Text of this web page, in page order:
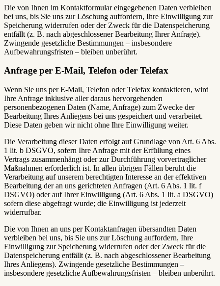
Die von Ihnen im Kontaktformular eingegebenen Daten verbleiben
bei uns, bis Sie uns zur Löschung auffordern, Ihre Einwilligung zur
Speicherung widerrufen oder der Zweck für die Datenspeicherung
entfällt (z. B. nach abgeschlossener Bearbeitung Ihrer Anfrage).
Zwingende gesetzliche Bestimmungen – insbesondere
Aufbewahrungsfristen – bleiben unberührt.
Anfrage per E-Mail, Telefon oder Telefax
Wenn Sie uns per E-Mail, Telefon oder Telefax kontaktieren, wird
Ihre Anfrage inklusive aller daraus hervorgehenden
personenbezogenen Daten (Name, Anfrage) zum Zwecke der
Bearbeitung Ihres Anliegens bei uns gespeichert und verarbeitet.
Diese Daten geben wir nicht ohne Ihre Einwilligung weiter.
Die Verarbeitung dieser Daten erfolgt auf Grundlage von Art. 6 Abs.
1 lit. b DSGVO, sofern Ihre Anfrage mit der Erfüllung eines
Vertrags zusammenhängt oder zur Durchführung vorvertraglicher
Maßnahmen erforderlich ist. In allen übrigen Fällen beruht die
Verarbeitung auf unserem berechtigten Interesse an der effektiven
Bearbeitung der an uns gerichteten Anfragen (Art. 6 Abs. 1 lit. f
DSGVO) oder auf Ihrer Einwilligung (Art. 6 Abs. 1 lit. a DSGVO)
sofern diese abgefragt wurde; die Einwilligung ist jederzeit
widerrufbar.
Die von Ihnen an uns per Kontaktanfragen übersandten Daten
verbleiben bei uns, bis Sie uns zur Löschung auffordern, Ihre
Einwilligung zur Speicherung widerrufen oder der Zweck für die
Datenspeicherung entfällt (z. B. nach abgeschlossener Bearbeitung
Ihres Anliegens). Zwingende gesetzliche Bestimmungen –
insbesondere gesetzliche Aufbewahrungsfristen – bleiben unberührt.